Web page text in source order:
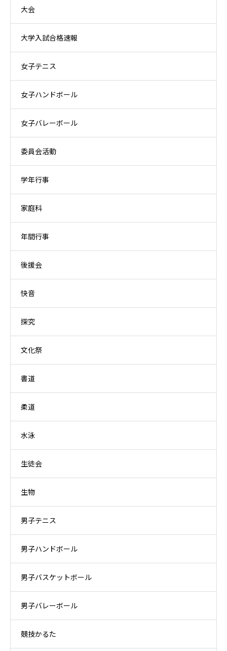
大会
大学入試合格速報
女子テニス
女子ハンドボール
女子バレーボール
委員会活動
学年行事
家庭科
年間行事
後援会
快音
探究
文化祭
書道
柔道
水泳
生徒会
生物
男子テニス
男子ハンドボール
男子バスケットボール
男子バレーボール
競技かるた